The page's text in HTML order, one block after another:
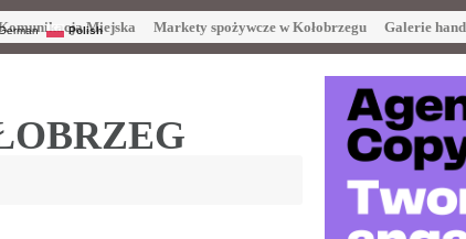
Miejska Markety spożywcze w Kołobrzegu Galerie
Polish